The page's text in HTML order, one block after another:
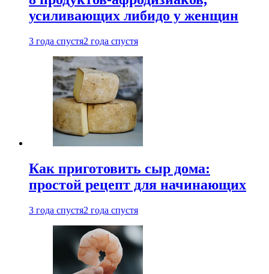
усиливающих либидо у женщин
3 года спустя2 года спустя
Как приготовить сыр дома:
простой рецепт для начинающих
3 года спустя2 года спустя